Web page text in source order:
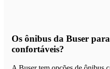
Os ônibus da Buser
confortáveis?